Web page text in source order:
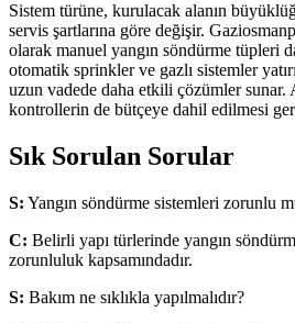
Sistem türüne, kurulacak alanın
servis şartlarına göre değişir.
olarak manuel yangın söndürme tüpleri
otomatik sprinkler ve gazlı sistemler
uzun vadede daha etkili çözümler sunar.
kontrollerin de bütçeye dahil edilmesi
Sık Sorulan Sorular
S: Yangın söndürme sistemleri zorunlu
C: Belirli yapı türlerinde yangın
zorunluluk kapsamındadır.
S: Bakım ne sıklıkla yapılmalıdır?